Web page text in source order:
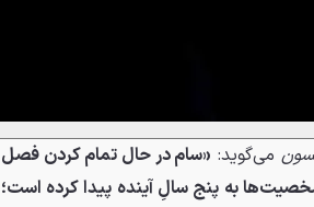
می‌گوید: «سام در حال تمام کردن فصل
به پنج سالِ آینده پیدا کرده است؛